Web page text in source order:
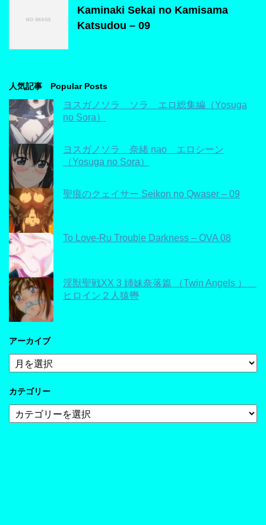
Kaminaki Sekai no Kamisama
Katsudou – 09
人気記事 Popular Posts
ヨスガノソラ ソラ エロ総集編（Yosuga
no Sora）
ヨスガノソラ 奈緒 nao エロシーン
（Yosuga no Sora）
聖痕のクェイサー Seikon no Qwaser – 09
To Love-Ru Trouble Darkness – OVA 08
淫獣聖戦XX 3 姉妹奈落篇 （Twin Angels ）
ヒロイン２人猿轡
アーカイブ
ア
ー
イ
カテゴリー
テ